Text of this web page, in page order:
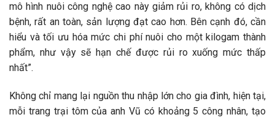
mô hình nuôi công nghệ cao này giảm rủi ro, không có dịch
bệnh, rất an toàn, sản lượng đạt cao hơn. Bên cạnh đó, cần
hiểu và tối ưu hóa mức chi phí nuôi cho một kilogam thành
phẩm, như vậy sẽ hạn chế được rủi ro xuống mức thấp
nhất”.
Không chỉ mang lại nguồn thu nhập lớn cho gia đình, hiện tại,
mỗi trang trại tôm của anh Vũ có khoảng 5 công nhân, tạo